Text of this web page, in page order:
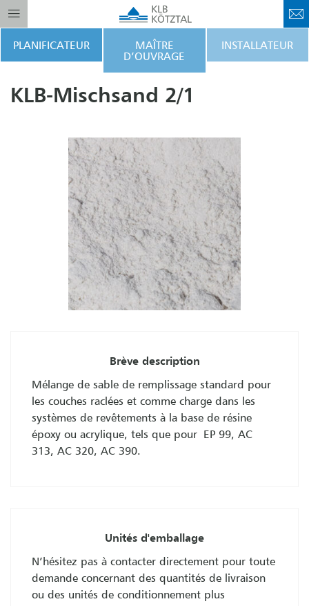
PLANIFICATEUR
MAÎTRE
D’OUVRAGE
INSTALLATEUR
KLB-Mischsand 2/1
Brève description
Mélange de sable de remplissage standard pour
les couches raclées et comme charge dans les
systèmes de revêtements à la base de résine
époxy ou acrylique, tels que pour EP 99, AC
313, AC 320, AC 390.
Unités d'emballage
N’hésitez pas à contacter directement pour toute
demande concernant des quantités de livraison
ou des unités de conditionnement plus